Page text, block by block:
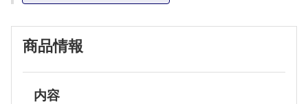
【写真集】
はじめに
『国試115』の構成について
目次
商品情報
内容